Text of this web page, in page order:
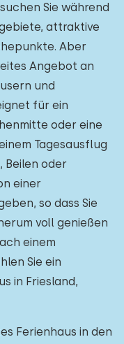
Sie während
attraktive
Aber
Angebot an
und
für ein
oder eine
Tagesausflug
Beilen oder
einer
so dass Sie
voll genießen
einem
Sie ein
in Friesland,
Ferienhaus in den